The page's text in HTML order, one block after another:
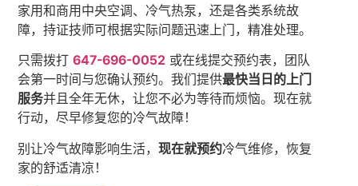
家用和商用中央空调、冷气热泵，还是各类系统故
障，持证技师可根据实际问题迅速上门，精准处理。
只需拨打647-696-0052 或在线提交预约表，团队
会第一时间与您确认预约。我们提供最快当日的上门
服务并且全年无休，让您不必为等待而烦恼。现在就
行动，尽早修复您的冷气故障！
别让冷气故障影响生活，现在就预约冷气维修，恢复
家的舒适清凉！